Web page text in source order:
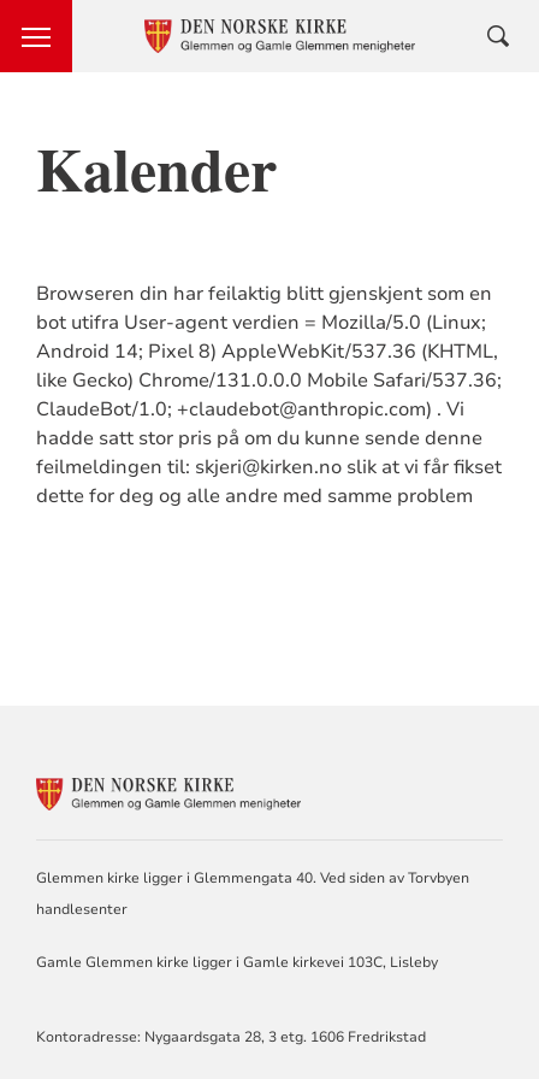
Kalender
Browseren din har feilaktig blitt gjenskjent som en
bot utifra User-agent verdien = Mozilla/5.0 (Linux;
Android 14; Pixel 8) AppleWebKit/537.36 (KHTML,
like Gecko) Chrome/131.0.0.0 Mobile Safari/537.36;
ClaudeBot/1.0; +claudebot@anthropic.com) . Vi
hadde satt stor pris på om du kunne sende denne
feilmeldingen til: skjeri@kirken.no slik at vi får fikset
dette for deg og alle andre med samme problem
FOR
GAMLE
Glemmen kirke ligger i Glemmengata 40. Ved siden av Torvbyen
handlesenter
Gamle Glemmen kirke ligger i Gamle kirkevei 103C, Lisleby
Kontoradresse: Nygaardsgata 28, 3 etg. 1606 Fredrikstad